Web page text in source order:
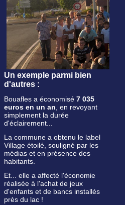
Un exemple parmi bien
d'autres :
Bouafles a économisé 7 035
euros en un an, en revoyant
simplement la durée
d'éclairement...
La commune a obtenu le label
Village étoilé, souligné par les
médias et en présence des
habitants.
Et... elle a affecté l'économie
réalisée à l'achat de jeux
d'enfants et de bancs installés
près du lac !